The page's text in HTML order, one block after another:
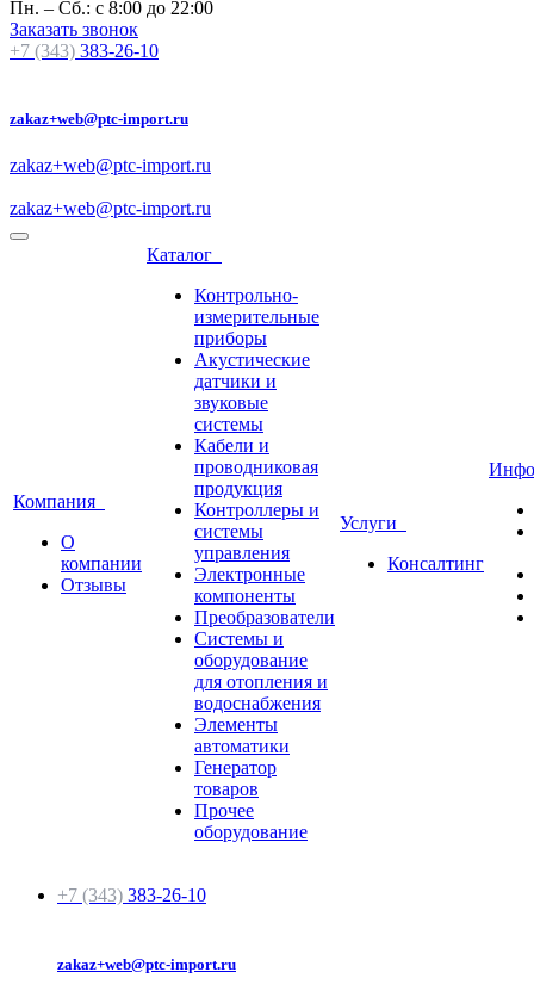
Пн. – Сб.: с 8:00 до 22:00
Заказать звонок
+7 (343) 383-26-10
zakaz+web@ptc-import.ru
zakaz+web@ptc-import.ru
zakaz+web@ptc-import.ru
Компания
О
компании
Отзывы
Каталог
Контрольно-
измерительные
приборы
Акустические
датчики и
звуковые
системы
Кабели и
проводниковая
продукция
Контроллеры и
системы
управления
Электронные
компоненты
Преобразователи
Системы и
оборудование
для отопления и
водоснабжения
Элементы
автоматики
Генератор
товаров
Прочее
оборудование
Услуги
Консалтинг
+7 (343) 383-26-10
zakaz+web@ptc-import.ru